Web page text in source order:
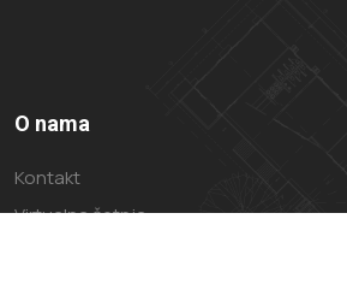
O nama
Kontakt
Virtualna šetnja